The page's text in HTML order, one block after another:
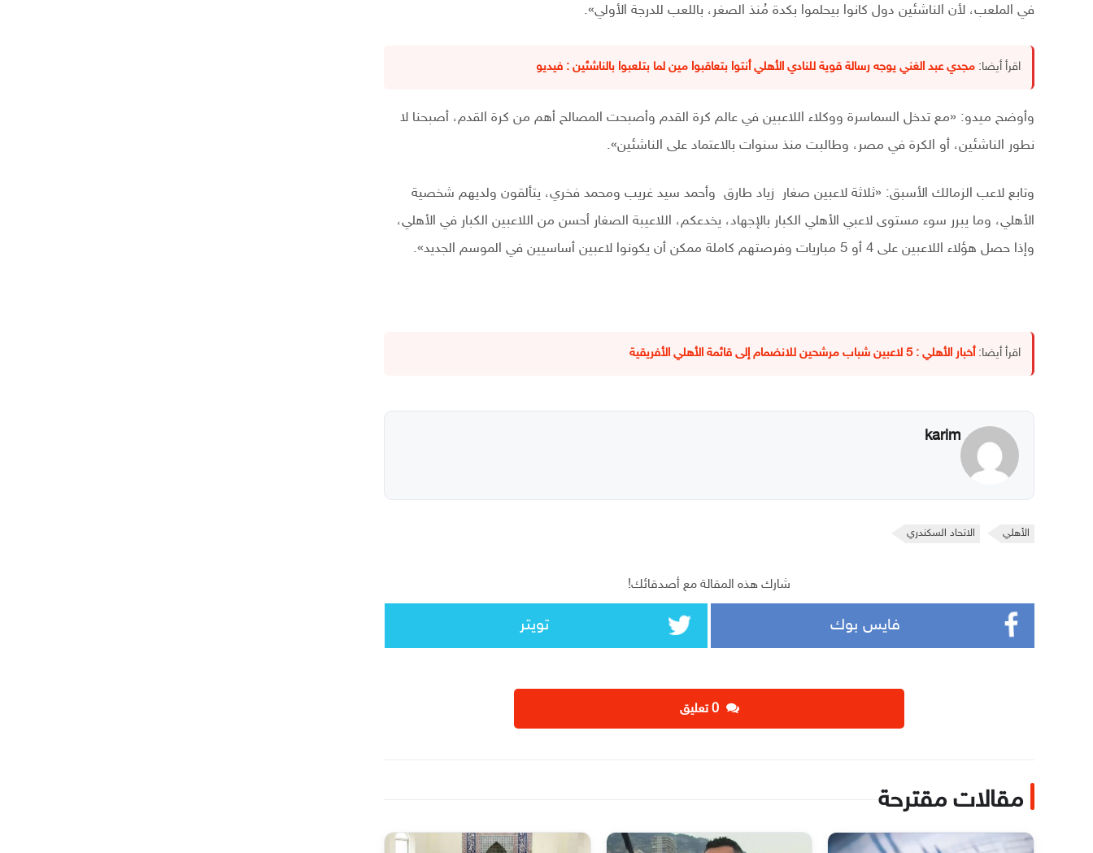
في الملعب، لأن الناشئين دول كانوا بيحلموا بكدة مُنذ الصغر، باللعب للدرجة الأولي».
اقرأ أيضا: مجدي عبد الغني يوجه رسالة قوية للنادي الأهلي أنتوا بتعاقبوا مين لما بتلعبوا بالناشئين : فيديو
وأوضح ميدو: «مع تدخل السماسرة ووكلاء اللاعبين في عالم كرة القدم وأصبحت المصالح أهم من كرة القدم، أصبحنا لا
نطور الناشئين، أو الكرة في مصر، وطالبت منذ سنوات بالاعتماد على الناشئين».
وتابع لاعب الزمالك الأسبق: «ثلاثة لاعبين صغار زياد طارق وأحمد سيد غريب ومحمد فخري، يتألقون ولديهم شخصية
الأهلي، وما يبرر سوء مستوى لاعبي الأهلي الكبار بالإجهاد، يخدعكم، اللاعيبة الصغار أحسن من اللاعبين الكبار في الأهلي،
وإذا حصل هؤلاء اللاعبين على 4 أو 5 مباريات وفرصتهم كاملة ممكن أن يكونوا لاعبين أساسيين في الموسم الجديد».
اقرأ أيضا: أخبار الأهلي : 5 لاعبين شباب مرشحين للانضمام إلى قائمة الأهلي الأفريقية
karim
الأهلي الاتحاد السكندري
شارك هذه المقالة مع أصدقائك!
فايس بوك تويتر
‫0 تعليق
مقالات مقترحة